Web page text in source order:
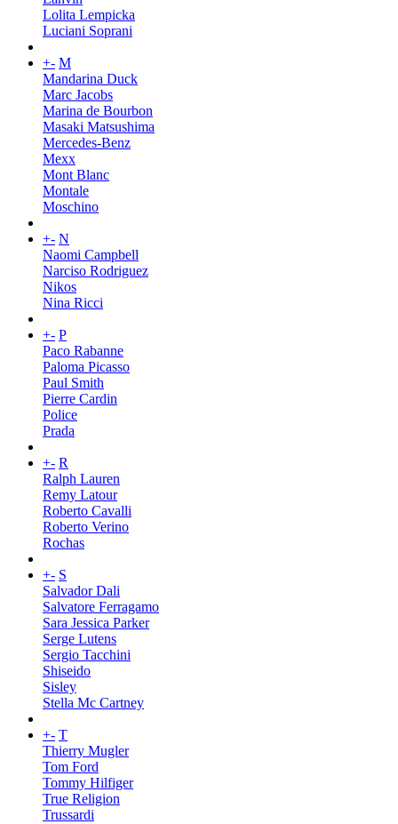
Lolita Lempicka
Luciani Soprani
+- M
Mandarina Duck
Marc Jacobs
Marina de Bourbon
Masaki Matsushima
Mercedes-Benz
Mexx
Mont Blanc
Montale
Moschino
+- N
Naomi Campbell
Narciso Rodriguez
Nikos
Nina Ricci
+- P
Paco Rabanne
Paloma Picasso
Paul Smith
Pierre Cardin
Police
Prada
+- R
Ralph Lauren
Remy Latour
Roberto Cavalli
Roberto Verino
Rochas
+- S
Salvador Dali
Salvatore Ferragamo
Sara Jessica Parker
Serge Lutens
Sergio Tacchini
Shiseido
Sisley
Stella Mc Cartney
+- T
Thierry Mugler
Tom Ford
Tommy Hilfiger
True Religion
Trussardi